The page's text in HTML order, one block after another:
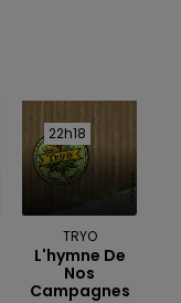
22h18
22h18
TRYO
L'hymne De
Nos
Campagnes